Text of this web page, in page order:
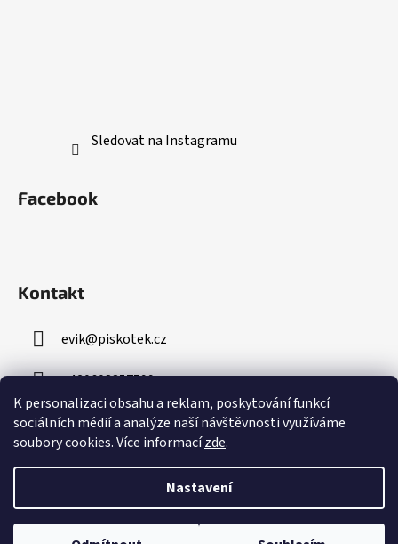
K personalizaci obsahu a reklam, poskytování funkcí
sociálních médií a analýze naší návštěvnosti využíváme
soubory cookies. Více informacízde.
Nastavení
Sledovat na Instagramu
Facebook
Kontakt
evik@piskotek.cz
+420608857599
Vytvořil Shoptet